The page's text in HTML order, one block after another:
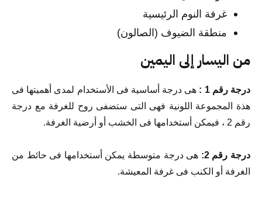
غرفة النوم الرئيسية
منطقة الضيوف (الصالون)
من اليسار إلى اليمين
درجة رقم 1 :
هى درجة أساسية فى الأستخدام لمدى أهميتها فى
هذة المجموعة اللونية فهى التى ستضفى روح للغرفة مع درجة
رقم 2 ، فيمكن أستخدامها فى الخشب أو أرضية الغرفة.
درجة رقم 2:
هى درجة متوسطة يمكن أستخدامها فى حائط من
الغرفة أو الكنب فى غرفة المعيشة.